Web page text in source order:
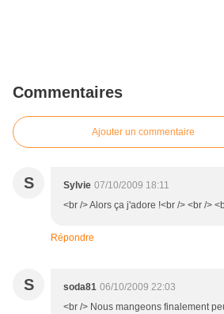
Commentaires
Ajouter un commentaire
S Sylvie 07/10/2009 18:11
<br /> Alors ça j'adore !<br /> <br />
Répondre
S soda81 06/10/2009 22:03
<br /> Nous mangeons finalement